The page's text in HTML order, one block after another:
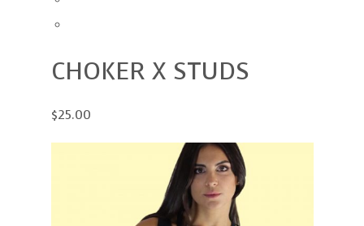
CHOKER X STUDS
$25.00